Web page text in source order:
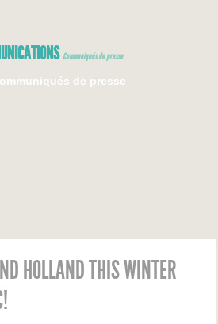
Communiqués de presse
de presse
HOLLAND THIS WINTER